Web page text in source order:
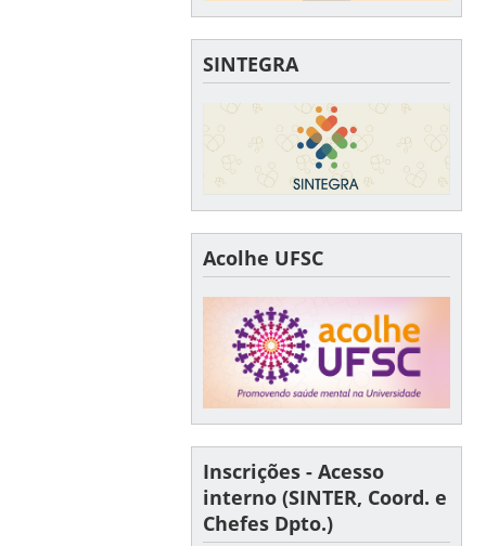
SINTEGRA
Acolhe UFSC
Inscrições - Acesso
interno (SINTER, Coord. e
Chefes Dpto.)